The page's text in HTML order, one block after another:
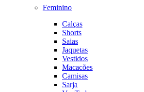
Feminino
Calças
Shorts
Saias
Jaquetas
Vestidos
Macacões
Camisas
Sarja